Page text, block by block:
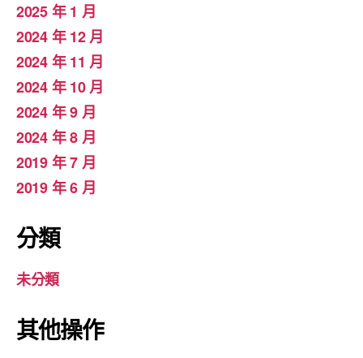
2025 年 1 月
2024 年 12 月
2024 年 11 月
2024 年 10 月
2024 年 9 月
2024 年 8 月
2019 年 7 月
2019 年 6 月
分類
未分類
其他操作